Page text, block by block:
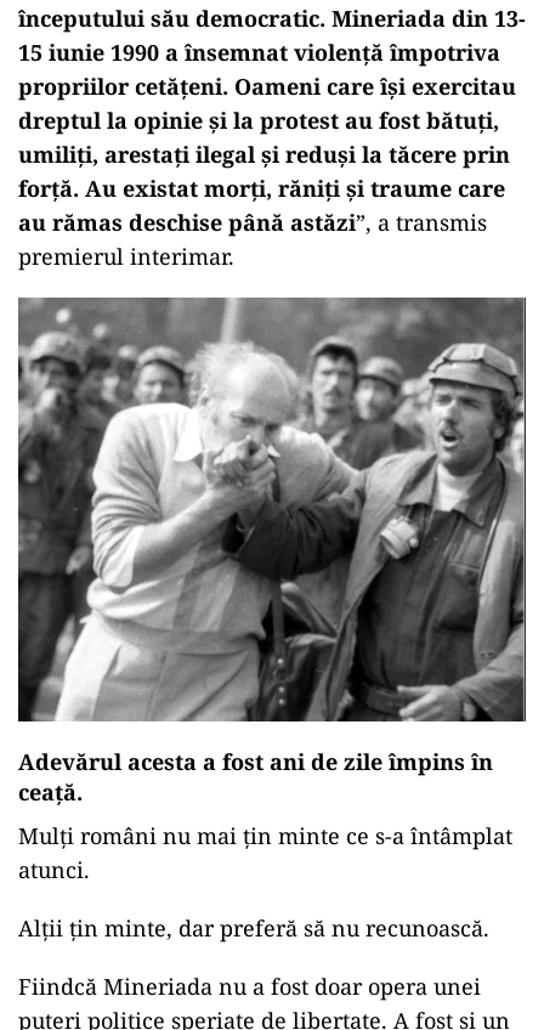
începutului său democratic. Mineriada din 13-
15 iunie 1990 a însemnat violenţă împotriva
propriilor cetăţeni. Oameni care îşi exercitau
dreptul la opinie şi la protest au fost bătuţi,
umiliţi, arestaţi ilegal şi reduşi la tăcere prin
forţă. Au existat morţi, răniţi şi traume care
au rămas deschise până astăzi”, a transmis
premierul interimar.
Adevărul acesta a fost ani de zile împins în
ceață.
Mulți români nu mai țin minte ce s-a întâmplat
atunci.
Alții țin minte, dar preferă să nu recunoască.
Fiindcă Mineriada nu a fost doar opera unei
puteri politice speriate de libertate. A fost și un